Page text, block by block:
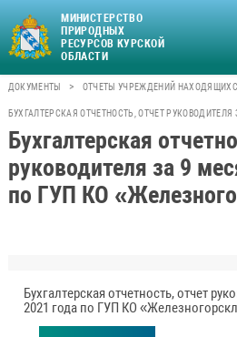
МИНИСТЕРСТВО
ПРИРОДНЫХ
РЕСУРСОВ КУРСКОЙ
ОБЛАСТИ
ДОКУМЕНТЫ > ОТЧЕТЫ УЧРЕЖДЕНИЙ
БУХГАЛТЕРСКАЯ ОТЧЕТНОСТЬ, ОТЧЕТ
Бухгалтерская
руководителя за 9
по ГУП КО
Бухгалтерская отчетность, отчет
2021 года по ГУП КО